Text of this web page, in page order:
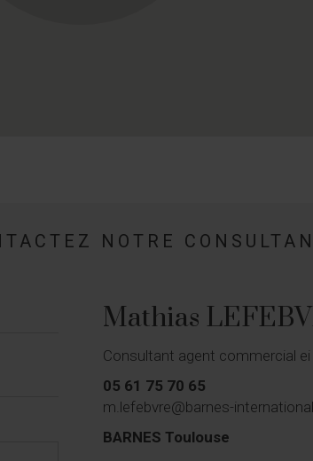
NOTRE
Mathias
Consultant agent commercial ei
05 61 75 70 65
m.lefebvre@barnes-
BARNES Toulouse